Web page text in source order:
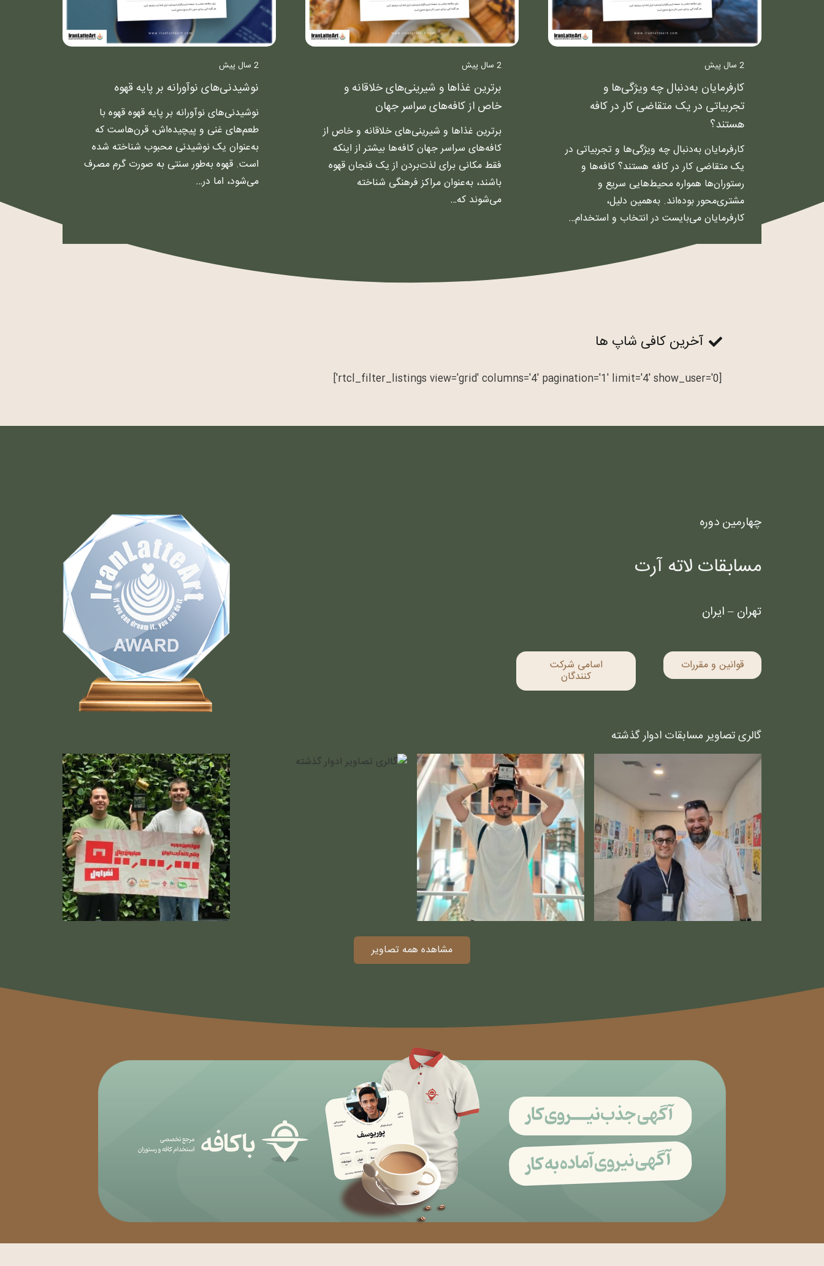
2 سال پیش
کارفرمایان به‌دنبال چه ویژگی‌ها و
تجربیاتی در یک متقاضی کار در کافه
هستند؟
کارفرمایان به‌دنبال چه ویژگی‌ها و تجربیاتی در
یک متقاضی کار در کافه هستند؟ کافه‌ها و
رستوران‌ها همواره محیط‌هایی سریع و
مشتری‌محور بوده‌اند. به‌همین دلیل،
کارفرمایان می‌بایست در انتخاب و استخدام…
2 سال پیش
برترین غذاها و شیرینی‌های خلاقانه و
خاص از کافه‌های سراسر جهان
برترین غذاها و شیرینی‌های خلاقانه و خاص از
کافه‌های سراسر جهان کافه‌ها بیشتر از اینکه
فقط مکانی برای لذت‌بردن از یک فنجان قهوه
باشند، به‌عنوان مراکز فرهنگی شناخته
می‌شوند که…
2 سال پیش
نوشیدنی‌های نوآورانه بر پایه قهوه
نوشیدنی‌های نوآورانه بر پایه قهوه قهوه با
طعم‌های غنی و پیچیده‌اش، قرن‌هاست که
به‌عنوان یک نوشیدنی محبوب شناخته شده
است. قهوه به‌طور سنتی به صورت گرم مصرف
می‌شود، اما در…
آخرین کافی شاپ ها
[rtcl_filter_listings view='grid' columns='4' pagination='1' limit='4' show_user='0']
چهارمین دوره
مسابقات لاته آرت
تهران – ایران
قوانین و مقررات اسامی شرکت
کنندگان
گالری تصاویر مسابقات ادوار گذشته
مشاهده همه تصاویر